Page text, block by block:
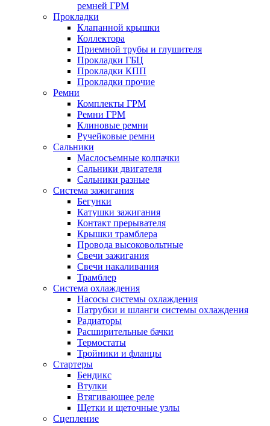
ремней ГРМ
Прокладки
Клапанной крышки
Коллектора
Приемной трубы и глушителя
Прокладки ГБЦ
Прокладки КПП
Прокладки прочие
Ремни
Комплекты ГРМ
Ремни ГРМ
Клиновые ремни
Ручейковые ремни
Сальники
Маслосъемные колпачки
Сальники двигателя
Сальники разные
Система зажигания
Бегунки
Катушки зажигания
Контакт прерывателя
Крышки трамблера
Провода высоковольтные
Свечи зажигания
Свечи накаливания
Трамблер
Система охлаждения
Насосы системы охлаждения
Патрубки и шланги системы охлаждения
Радиаторы
Расширительные бачки
Термостаты
Тройники и фланцы
Стартеры
Бендикс
Втулки
Втягивающее реле
Щетки и щеточные узлы
Сцепление